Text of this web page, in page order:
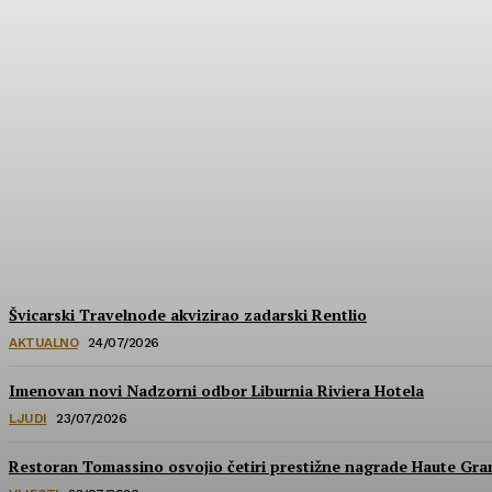
Švicarski Travelnode akvizirao zadarski Rentlio
AKTUALNO 24/07/2026
Imenovan novi Nadzorni odbor Liburnia Riviera Hotela
LJUDI 23/07/2026
Restoran Tomassino osvojio četiri prestižne nagrade Haute